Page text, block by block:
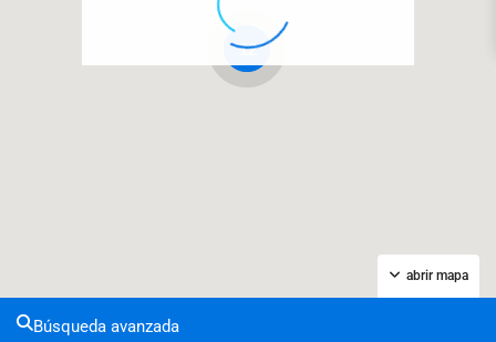
12
abrir mapa
Búsqueda avanzada